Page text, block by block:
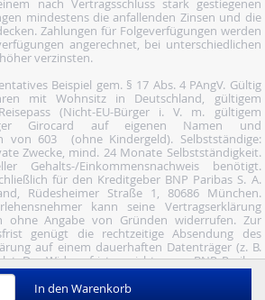
In den Warenkorb
nach Vertragsschluss stark gestiegenen
mindestens die anfallenden Zinsen und die
Zahlungen für Folgeverfügungen werden
angerechnet, bei unterschiedlichen
verzinsten.
Beispiel gem. § 17 Abs. 4 PAngV. Gültig
mit Wohnsitz in Deutschland, gültigem
(Nicht-EU-Bürger i. V. m. gültigem
Girocard auf eigenen Namen und
von 603  (ohne Kindergeld). Selbstständige:
Zwecke, mind. 24 Monate Selbstständigkeit.
Gehalts-/Einkommensnachweis benötigt.
für den Kreditgeber BNP Paribas S. A.
Rüdesheimer Straße 1, 80686 München.
kann seine Vertragserklärung
ohne Angabe von Gründen widerrufen. Zur
genügt die rechtzeitige Absendung des
auf einem dauerhaften Datenträger (z. B.
Der Widerruf ist zu richten an: BNP Paribas
Wuhanstraße 5, 47051 Duisburg (Fax: 02
02 03/34 69 54-02; E- Mail: